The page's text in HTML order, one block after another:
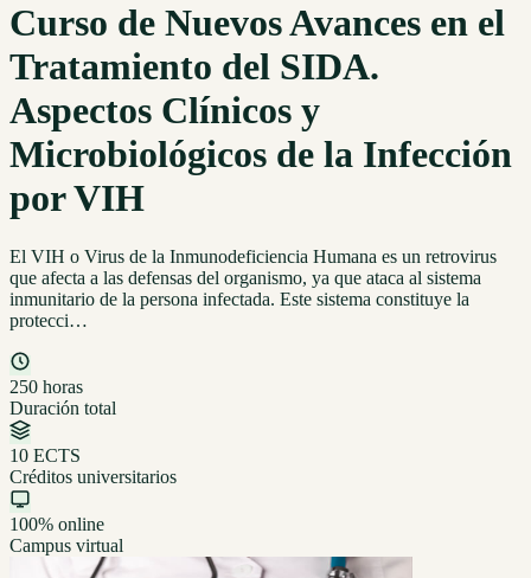
Curso de Nuevos Avances en el
Tratamiento del SIDA.
Aspectos Clínicos y
Microbiológicos de la Infección
por VIH
El VIH o Virus de la Inmunodeficiencia Humana es un retrovirus
que afecta a las defensas del organismo, ya que ataca al sistema
inmunitario de la persona infectada. Este sistema constituye la
protecci…
250 horas
Duración total
10 ECTS
Créditos universitarios
100% online
Campus virtual